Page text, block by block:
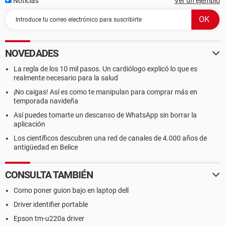
--------[ DMI ]---------------------------------------------------------------------------------------
------------------
BIOS Properties:
Vendor Dell Inc.
Version A05
Release Date 02/25/2009
Size 16384 KB
Boot Devices Floppy Disk, Hard Disk, CD-ROM
Capabilities Flash BIOS, Shadow BIOS, Selectable Boot, BBS,
Smart Battery
Supported Standards DMI, ACPI, PnP
Expansion Capabilities ISA, PCI, AGP, PCMCIA, USB
[ System ]
System Properties:
Manufacturer Dell Inc.
NOVEDADES
La regla de los 10 mil pasos. Un cardiólogo explicó lo que es
realmente necesario para la salud
¡No caigas! Así es como te manipulan para comprar más en
temporada navideña
Así puedes tomarte un descanso de WhatsApp sin borrar la
aplicación
Los científicos descubren una red de canales de 4.000 años de
antigüedad en Belice
CONSULTA TAMBIÉN
Como poner guion bajo en laptop dell
Driver identifier portable
Epson tm-u220a driver